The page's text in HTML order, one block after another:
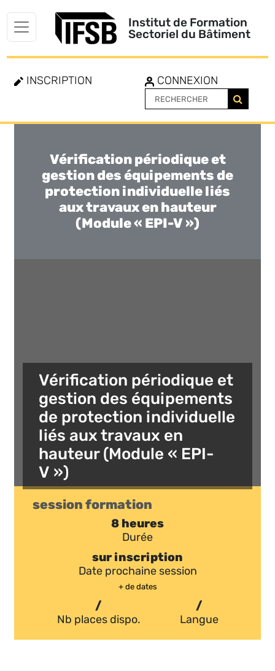
Institut de Formation
Sectoriel du Bâtiment
INSCRIPTION CONNEXION
Toggle
navigation
Vérification périodique et
gestion des équipements de
protection individuelle liés
aux travaux en hauteur
(Module « EPI-V »)
Vérification périodique et
gestion des équipements
de protection individuelle
liés aux travaux en
hauteur (Module « EPI-
V »)
session formation
8 heures
Durée
sur inscription
Date prochaine session
+ de dates
/
Nb places dispo.
/
Langue